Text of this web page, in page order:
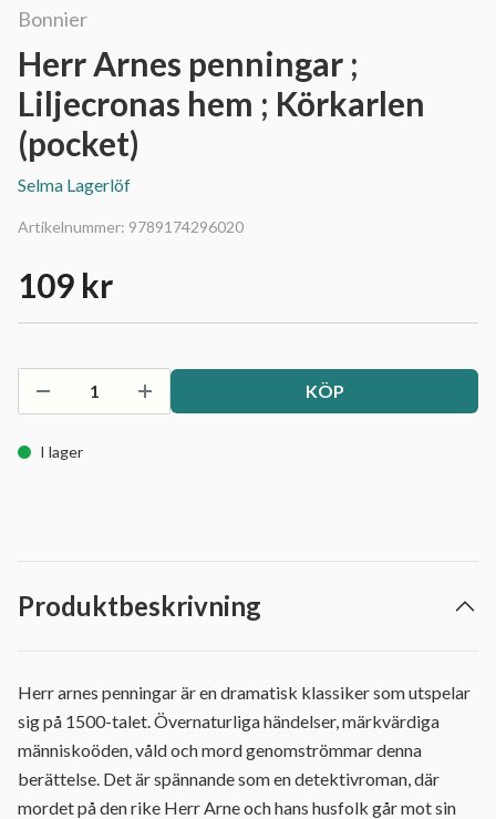
Bonnier
Herr Arnes penningar ;
Liljecronas hem ; Körkarlen
(pocket)
Selma Lagerlöf
Artikelnummer: 9789174296020
109 kr
KÖP
I lager
Produktbeskrivning
Herr arnes penningar är en dramatisk klassiker som utspelar
sig på 1500-talet. Övernaturliga händelser, märkvärdiga
människoöden, våld och mord genomströmmar denna
berättelse. Det är spännande som en detektivroman, där
mordet på den rike Herr Arne och hans husfolk går mot sin